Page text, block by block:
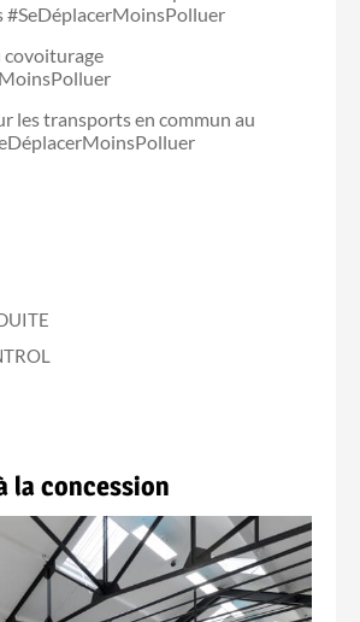
#SeDéplacerMoinsPolluer
covoiturage
les transports en commun au
la concession